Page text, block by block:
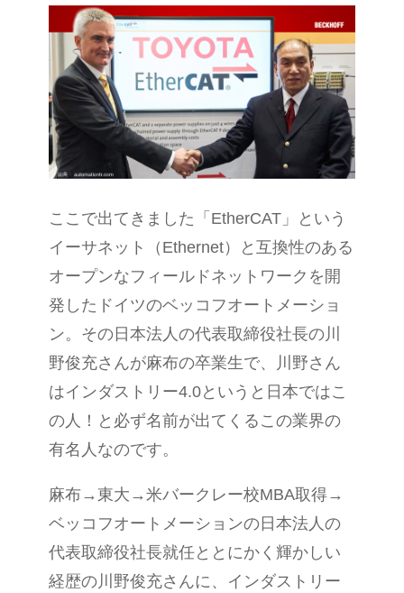
ここで出てきました「 EtherCAT」という
イーサネット（ Ethernet）と互換性のある
オープンなフィールドネットワークを開
発したドイツのベッコフオートメーショ
ン。その日本法人の代表取締役社長の川
野俊充さんが麻布の卒業生で、川野さん
はインダストリー4.0というと日本ではこ
の人！と必ず名前が出てくるこの業界の
有名人なのです。
麻布→東大→米バークレー校MBA取得→
ベッコフオートメーションの日本法人の
代表取締役社長就任ととにかく輝かしい
経歴の川野俊充さんに、インダストリー